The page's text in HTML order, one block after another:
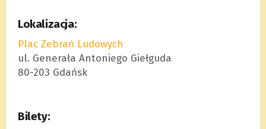
Lokalizacja:
Plac Zebrań Ludowych
ul. Generała Antoniego Giełguda
80-203 Gdańsk
Bilety: